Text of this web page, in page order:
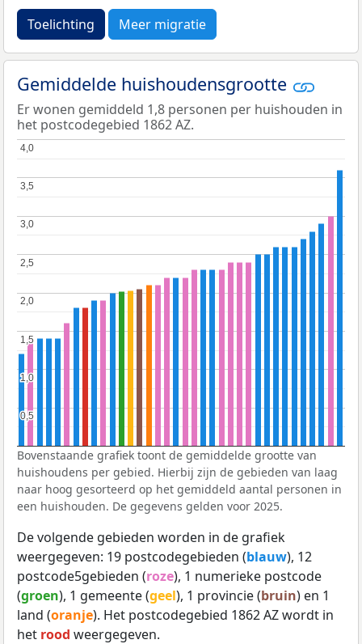
Toelichting Meer migratie
Gemiddelde huishoudensgrootte
Er wonen gemiddeld 1,8 personen per huishouden in
het postcodegebied 1862 AZ.
0,5
0,5
1,0
1,0
1,5
1,5
2,0
2,0
2,5
2,5
3,0
3,0
3,5
3,5
4,0
4,0
Bovenstaande grafiek toont de gemiddelde grootte van
huishoudens per gebied. Hierbij zijn de gebieden van laag
naar hoog gesorteerd op het gemiddeld aantal personen in
een huishouden. De gegevens gelden voor 2025.
De volgende gebieden worden in de grafiek
weergegeven: 19 postcodegebieden (blauw), 12
postcode5gebieden (roze), 1 numerieke postcode
(groen), 1 gemeente (geel), 1 provincie (bruin) en 1
land (oranje). Het postcodegebied 1862 AZ wordt in
het rood weergegeven.